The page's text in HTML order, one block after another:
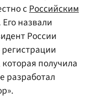
сРоссийским
Его назвали
России
получила
разработал